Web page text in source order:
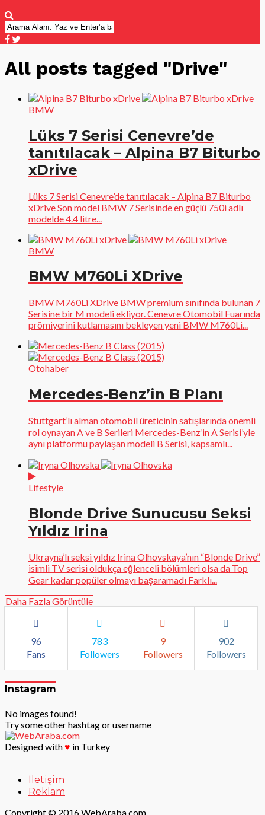
All posts tagged "Drive"
BMW
Lüks 7 Serisi Cenevre’de
tanıtılacak – Alpina B7 Biturbo
xDrive
Lüks 7 Serisi Cenevre’de tanıtılacak – Alpina B7 Biturbo
xDrive Son model BMW 7 Serisinde en güçlü 750i adlı
modelde 4.4 litre...
BMW
BMW M760Li XDrive
BMW M760Li XDrive BMW premium sınıfında bulunan 7
Serisine bir M modeli ekliyor. Cenevre Otomobil Fuarında
prömiyerini kutlamasını bekleyen yeni BMW M760Li...
Otohaber
Mercedes-Benz’in B Planı
Stuttgart’lı alman otomobil üreticinin satışlarında onemli
rol oynayan A ve B Serileri Mercedes-Benz’in A Serisi’yle
aynı platformu paylaşan modeli B Serisi, kapsamlı...
Lifestyle
Blonde Drive Sunucusu Seksi
Yıldız Irina
Ukrayna’lı seksi yıldız Irina Olhovskaya’nın “Blonde Drive”
isimli TV serisi oldukça eğlenceli bölümleri olsa da Top
Gear kadar popüler olmayı başaramadı Farklı...
Daha Fazla Görüntüle
96
Fans
783
Followers
9
Followers
902
Followers
Instagram
No images found!
Try some other hashtag or username
Designed with♥ in Turkey
İletişim
Reklam
Copyright © 2016 WebAraba.com